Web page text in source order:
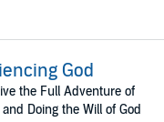
God
the Full Adventure of
Doing the Will of God